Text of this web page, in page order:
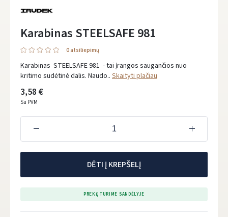
Karabinas STEELSAFE 981
0 atsiliepimų
Karabinas STEELSAFE 981 - tai įrangos saugančios nuo
kritimo sudėtinė dalis. Naudo.. Skaityti plačiau
3,58 €
Su PVM
DĖTI Į KREPŠELĮ
PREKĘ TURIME SANDĖLYJE